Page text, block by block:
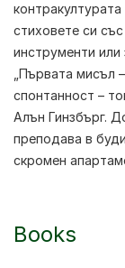
стиховете си
инструменти
„Първата мисъл
спонтанност –
Алън Гинзбърг.
преподава в
скромен
Books